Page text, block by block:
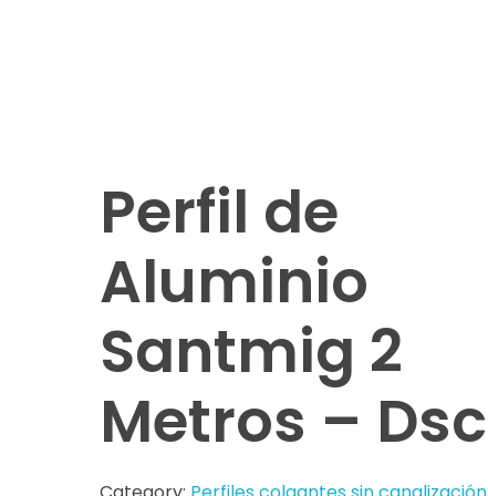
Perfil de
Aluminio
Santmig 2
Metros – Dsc